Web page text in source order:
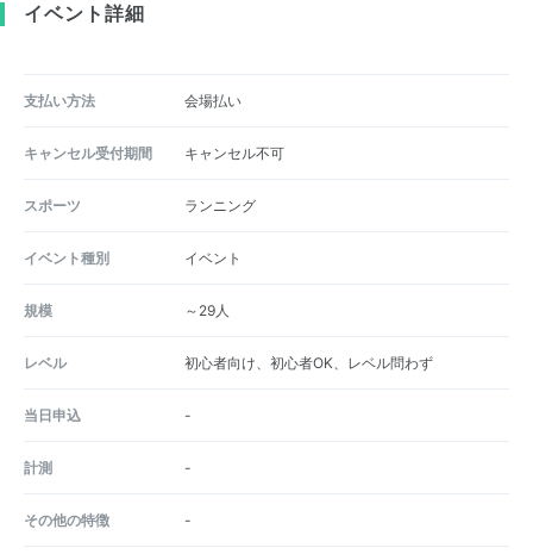
イベント詳細
支払い方法 会場払い
キャンセル受付期間 キャンセル不可
スポーツ ランニング
イベント種別 イベント
規模 ～29人
レベル 初心者向け、初心者OK、レベル問わず
当日申込 -
計測 -
その他の特徴 -